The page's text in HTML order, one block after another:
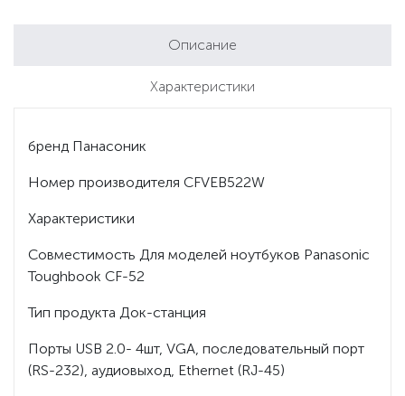
Описание
Характеристики
бренд Панасоник
Номер производителя CFVEB522W
Характеристики
Совместимость Для моделей ноутбуков Panasonic
Toughbook CF-52
Тип продукта Док-станция
Порты USB 2.0- 4шт, VGA, последовательный порт
(RS-232), аудиовыход, Ethernet (RJ-45)